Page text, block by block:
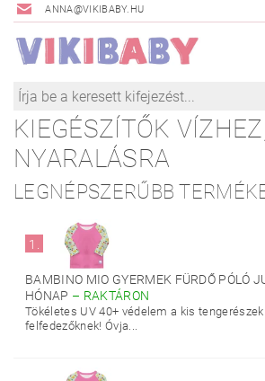
ANNA@VIKIBABY.HU
KIEGÉSZÍTŐK
NYARALÁSRA
LEGNÉPSZERŰBB
1.
BAMBINO MIO GYERMEK FÜRDŐ PÓLÓ
HÓNAP – RAKTÁRON
Tökéletes UV 40+ védelem a kis
felfedezőknek! Óvja...